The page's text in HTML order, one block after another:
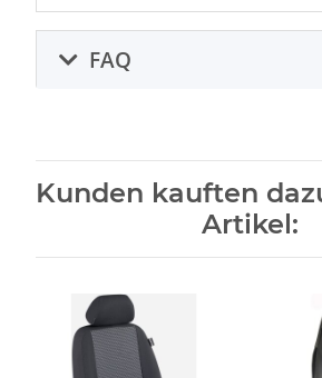
FAQ
Kunden kauften
Artikel: